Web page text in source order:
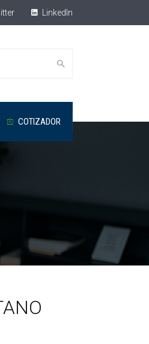
LinkedIn
COTIZADOR